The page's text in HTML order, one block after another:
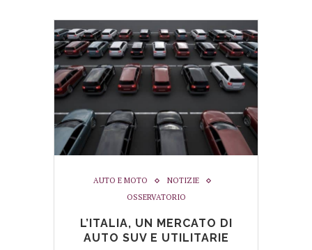
AUTO E MOTO
NOTIZIE
OSSERVATORIO
L’ITALIA, UN MERCATO DI
AUTO SUV E UTILITARIE